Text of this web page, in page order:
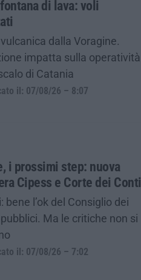
di lava: voli
dalla Voragine.
impatta sulla operatività
di Catania
il: 07/08/26 – 8:07
i prossimi step: nuova
Cipess e Corte dei Conti
bene l’ok del Consiglio dei
Ma le critiche non si
il: 07/08/26 – 7:02